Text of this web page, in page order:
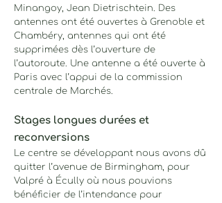
Minangoy, Jean Dietrischtein. Des
antennes ont été ouvertes à Grenoble et
Chambéry, antennes qui ont été
supprimées dès l’ouverture de
l’autoroute. Une antenne a été ouverte à
Paris avec l’appui de la commission
centrale de Marchés.
Stages longues durées et
reconversions
Le centre se développant nous avons dû
quitter l’avenue de Birmingham, pour
Valpré à Écully où nous pouvions
bénéficier de l’intendance pour